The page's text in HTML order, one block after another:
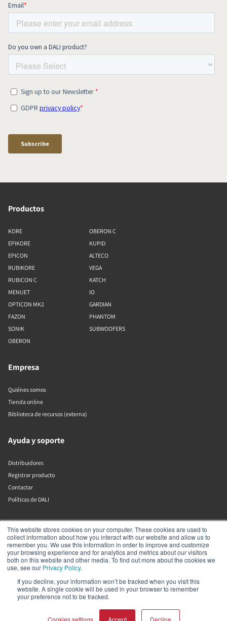
This website stores cookies on your computer. These cookies are used to
collect information about how you interact with our website and allow us to
remember you. We use this information in order to improve and customize
your browsing experience and for analytics and metrics about our visitors
both on this website and other media. To find out more about the cookies we
use, see our Privacy Policy.
If you decline, your information won’t be tracked when you visit this
website. A single cookie will be used in your browser to remember
your preference not to be tracked.
Cookies settings Accept Decline
Productos
KORE
EPIKORE
EPICON
RUBIKORE
RUBICON C
MENUET
OPTICON MK2
FAZON
SONIK
OBERON
OBERON C
KUPID
ALTECO
VEGA
KATCH
IO
GARDIAN
PHANTOM
SUBWOOFERS
Empresa
Quiénes somos
Tienda online
Biblioteca de recursos (externa)
Ayuda y soporte
Distribuidores
Registrar producto
Contactar
Políticas de DALI
DALI A/S
Dali Allé 1
Nørager
Nordjylland
9610
Dinamarca
+45 9672 1155